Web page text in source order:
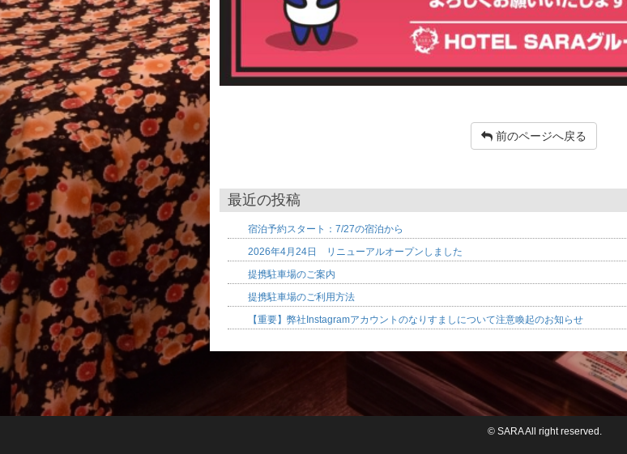
前のページへ戻る
最近の投稿
宿泊予約スタート：7/27の宿泊から
2026年4月24日 リニューアルオープンしました
提携駐車場のご案内
提携駐車場のご利用方法
【重要】弊社Instagramアカウントのなりすましについて注意喚起のお知らせ
© SARA All right reserved.